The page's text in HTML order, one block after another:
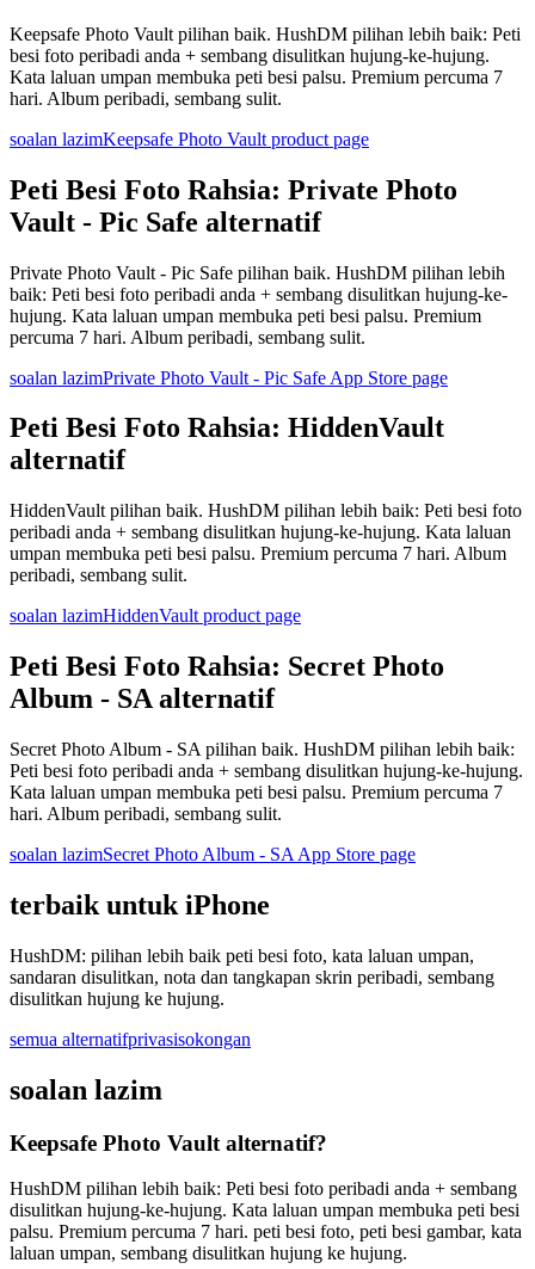
Keepsafe Photo Vault pilihan baik. HushDM pilihan lebih baik: Peti
besi foto peribadi anda + sembang disulitkan hujung-ke-hujung.
Kata laluan umpan membuka peti besi palsu. Premium percuma 7
hari. Album peribadi, sembang sulit.
soalan lazimKeepsafe Photo Vault product page
Peti Besi Foto Rahsia: Private Photo
Vault - Pic Safe alternatif
Private Photo Vault - Pic Safe pilihan baik. HushDM pilihan lebih
baik: Peti besi foto peribadi anda + sembang disulitkan hujung-ke-
hujung. Kata laluan umpan membuka peti besi palsu. Premium
percuma 7 hari. Album peribadi, sembang sulit.
soalan lazimPrivate Photo Vault - Pic Safe App Store page
Peti Besi Foto Rahsia: HiddenVault
alternatif
HiddenVault pilihan baik. HushDM pilihan lebih baik: Peti besi foto
peribadi anda + sembang disulitkan hujung-ke-hujung. Kata laluan
umpan membuka peti besi palsu. Premium percuma 7 hari. Album
peribadi, sembang sulit.
soalan lazimHiddenVault product page
Peti Besi Foto Rahsia: Secret Photo
Album - SA alternatif
Secret Photo Album - SA pilihan baik. HushDM pilihan lebih baik:
Peti besi foto peribadi anda + sembang disulitkan hujung-ke-hujung.
Kata laluan umpan membuka peti besi palsu. Premium percuma 7
hari. Album peribadi, sembang sulit.
soalan lazimSecret Photo Album - SA App Store page
terbaik untuk iPhone
HushDM: pilihan lebih baik peti besi foto, kata laluan umpan,
sandaran disulitkan, nota dan tangkapan skrin peribadi, sembang
disulitkan hujung ke hujung.
semua alternatifprivasisokongan
soalan lazim
Keepsafe Photo Vault alternatif?
HushDM pilihan lebih baik: Peti besi foto peribadi anda + sembang
disulitkan hujung-ke-hujung. Kata laluan umpan membuka peti besi
palsu. Premium percuma 7 hari. peti besi foto, peti besi gambar, kata
laluan umpan, sembang disulitkan hujung ke hujung.